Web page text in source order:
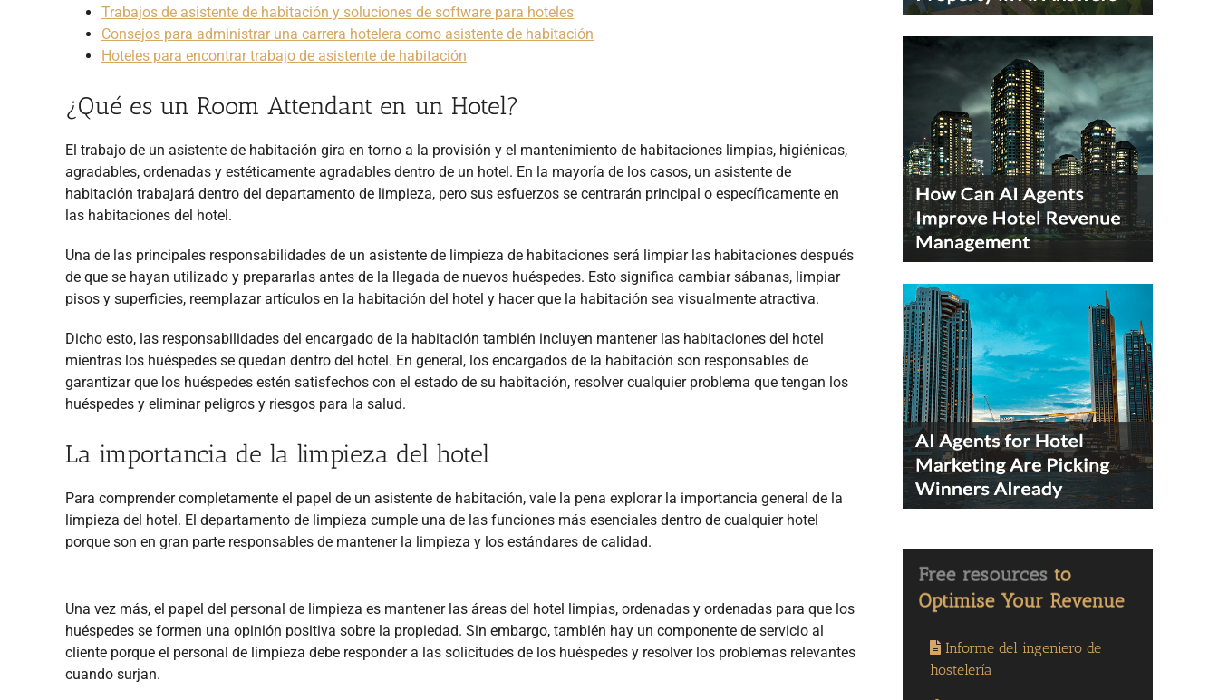
Trabajos de asistente de habitación y soluciones de software para hoteles
Consejos para administrar una carrera hotelera como asistente de habitación
Hoteles para encontrar trabajo de asistente de habitación
¿Qué es un Room Attendant en un Hotel?
El trabajo de un asistente de habitación gira en torno a la provisión y el mantenimiento de habitaciones limpias, higiénicas,
agradables, ordenadas y estéticamente agradables dentro de un hotel. En la mayoría de los casos, un asistente de
habitación trabajará dentro del departamento de limpieza, pero sus esfuerzos se centrarán principal o específicamente en
las habitaciones del hotel.
Una de las principales responsabilidades de un asistente de limpieza de habitaciones será limpiar las habitaciones después
de que se hayan utilizado y prepararlas antes de la llegada de nuevos huéspedes. Esto significa cambiar sábanas, limpiar
pisos y superficies, reemplazar artículos en la habitación del hotel y hacer que la habitación sea visualmente atractiva.
Dicho esto, las responsabilidades del encargado de la habitación también incluyen mantener las habitaciones del hotel
mientras los huéspedes se quedan dentro del hotel. En general, los encargados de la habitación son responsables de
garantizar que los huéspedes estén satisfechos con el estado de su habitación, resolver cualquier problema que tengan los
huéspedes y eliminar peligros y riesgos para la salud.
La importancia de la limpieza del hotel
Para comprender completamente el papel de un asistente de habitación, vale la pena explorar la importancia general de la
limpieza del hotel. El departamento de limpieza cumple una de las funciones más esenciales dentro de cualquier hotel
porque son en gran parte responsables de mantener la limpieza y los estándares de calidad.
Una vez más, el papel del personal de limpieza es mantener las áreas del hotel limpias, ordenadas y ordenadas para que los
huéspedes se formen una opinión positiva sobre la propiedad. Sin embargo, también hay un componente de servicio al
cliente porque el personal de limpieza debe responder a las solicitudes de los huéspedes y resolver los problemas relevantes
cuando surjan.
Informe del ingeniero de
hostelería